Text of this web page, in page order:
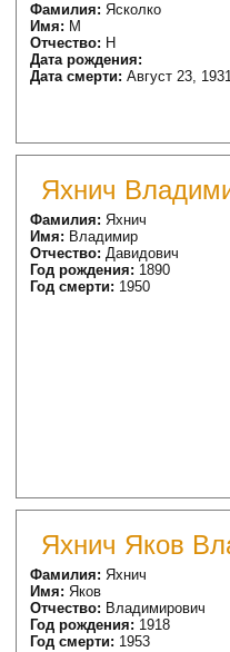
Фамилия:Ясколко
Имя: М
Отчество: Н
Дата рождения:
Дата смерти:Август 23,
Яхнич
Фамилия:Яхнич
Имя: Владимир
Отчество:Давидович
Год рождения: 1890
Год смерти: 1950
Яхнич Яков
Фамилия:Яхнич
Имя:Яков
Отчество: Владимирович
Год рождения: 1918
Год смерти: 1953